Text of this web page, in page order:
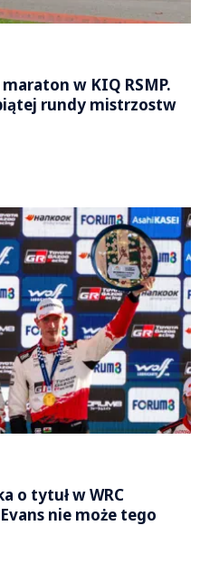
w KIQ RSMP.
rundy mistrzostw
o tytuł w WRC
nie może tego